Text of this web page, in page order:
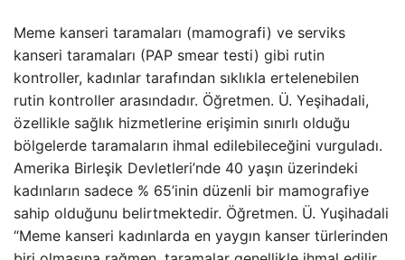
Meme kanseri taramaları (mamografi) ve serviks
kanseri taramaları (PAP smear testi) gibi rutin
kontroller, kadınlar tarafından sıklıkla ertelenebilen
rutin kontroller arasındadır. Öğretmen. Ü. Yeşihadali,
özellikle sağlık hizmetlerine erişimin sınırlı olduğu
bölgelerde taramaların ihmal edilebileceğini vurguladı.
Amerika Birleşik Devletleri’nde 40 yaşın üzerindeki
kadınların sadece % 65’inin düzenli bir mamografiye
sahip olduğunu belirtmektedir. Öğretmen. Ü. Yuşihadali
“Meme kanseri kadınlarda en yaygın kanser türlerinden